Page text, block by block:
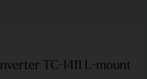
TC-1411 L-mount